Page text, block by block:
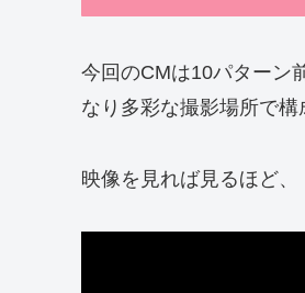
今回のCMは10パターン
なり多彩な撮影場所で構
映像を見れば見るほど、